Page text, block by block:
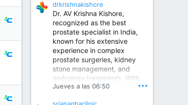
treatment, dental implants,
smile designing, cosmetic
dentistry.
Sumukha Hospital | Ear, Nose & Throat, Dental & Maxillofacial Surgery Center
www.sumukhahospitals.co
m
drkrishnakishore
Dr. AV Krishna Kishore,
recognized as the best
prostate specialist in India,
known for his extensive
experience in complex
prostate surgeries, kidney
stone management, and
andrology treatments. With
years of surgical practice and
Jueves a las 06:50 •••
srianaghaclinic